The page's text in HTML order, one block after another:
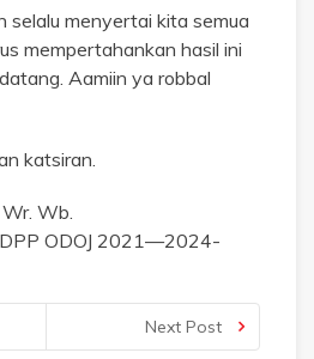
selalu menyertai kita semua
mempertahankan hasil ini
Aamiin ya robbal
katsiran.
Wr. Wb.
ODOJ 2021—2024-
Next Post